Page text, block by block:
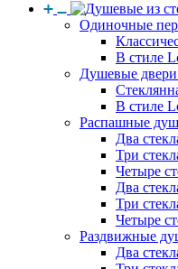
Одиночные
В стиле
Душевые
В стиле
Распашные
Два
Три
Четыре
Два
Три
Четыре
Раздвижные
Два